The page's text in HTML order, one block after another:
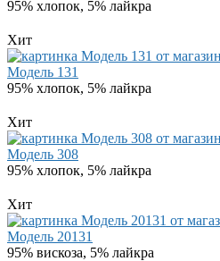
95% хлопок, 5% лайкра
Хит
Модель 131
95% хлопок, 5% лайкра
Хит
Модель 308
95% хлопок, 5% лайкра
Хит
Модель 20131
95% вискоза, 5% лайкра